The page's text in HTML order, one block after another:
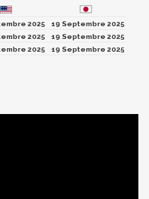
2025
19 Septembre 2025
2025
19 Septembre 2025
2025 19 Septembre 2025